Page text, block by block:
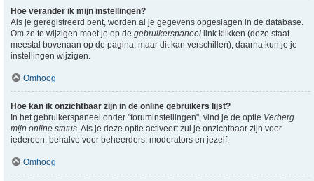
Hoe verander ik mijn instellingen?
Als je geregistreerd bent, worden al je gegevens opgeslagen in de database.
Om ze te wijzigen moet je op de gebruikerspaneel link klikken (deze staat
meestal bovenaan op de pagina, maar dit kan verschillen), daarna kun je je
instellingen wijzigen.
Omhoog
Hoe kan ik onzichtbaar zijn in de online gebruikers lijst?
In het gebruikerspaneel onder "foruminstellingen", vind je de optie Verberg
mijn online status. Als je deze optie activeert zul je onzichtbaar zijn voor
iedereen, behalve voor beheerders, moderators en jezelf.
Omhoog